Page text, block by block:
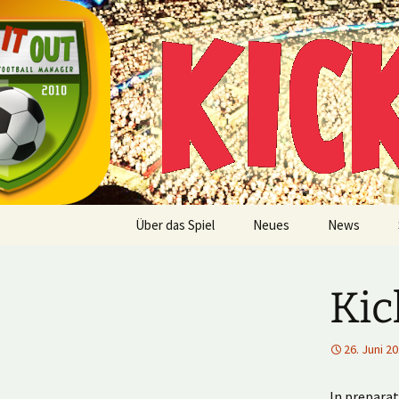
Inhalt
springen
Kick it
Multiplayer Football Manager
Über das Spiel Neues News
26. Juni